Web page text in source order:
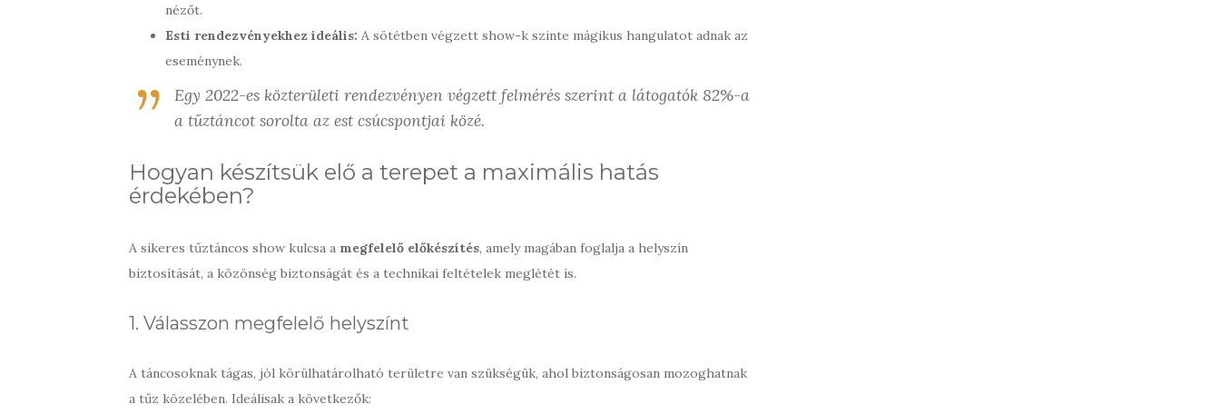
nézőt.
Esti rendezvényekhez ideális: A sötétben végzett show-k szinte mágikus hangulatot adnak az
eseménynek.
Egy 2022-es közterületi rendezvényen végzett felmérés szerint a látogatók 82%-a
a tűztáncot sorolta az est csúcspontjai közé.
Hogyan készítsük elő a terepet a maximális hatás
érdekében?
A sikeres tűztáncos show kulcsa a megfelelő előkészítés, amely magában foglalja a helyszín
biztosítását, a közönség biztonságát és a technikai feltételek meglétét is.
1. Válasszon megfelelő helyszínt
A táncosoknak tágas, jól körülhatárolható területre van szükségük, ahol biztonságosan mozoghatnak
a tűz közelében. Ideálisak a következők: